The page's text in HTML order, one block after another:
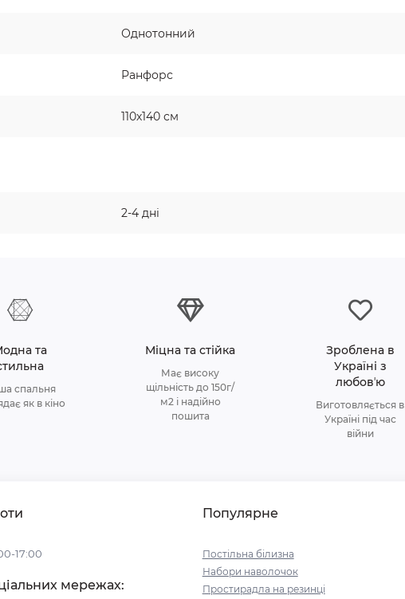
Однотонний
Ранфорс
110х140 см
2-4 дні
та
спальня
як в кіно
Міцна та стійка
Має високу
щільність до 150г/
м2 і надійно
пошита
Зроблена в
Україні з
любовʼю
Виготовляється в
Україні під час
війни
17:00
мережах:
Популярне
Постільна білизна
Набори наволочок
Простирадла на резинці